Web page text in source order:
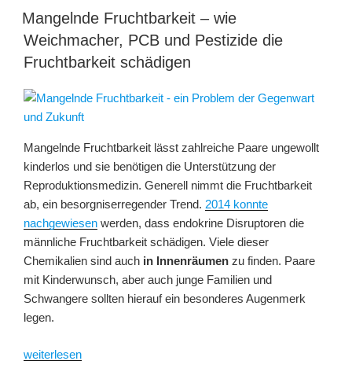
Schadstoff-
Geruchsbelastung“
Mangelnde Fruchtbarkeit – wie
Weichmacher, PCB und Pestizide die
Fruchtbarkeit schädigen
Mangelnde Fruchtbarkeit lässt zahlreiche Paare ungewollt
kinderlos und sie benötigen die Unterstützung der
Reproduktionsmedizin. Generell nimmt die Fruchtbarkeit
ab, ein besorgniserregender Trend. 2014 konnte
nachgewiesen werden, dass endokrine Disruptoren die
männliche Fruchtbarkeit schädigen. Viele dieser
Chemikalien sind auch in Innenräumen zu finden. Paare
mit Kinderwunsch, aber auch junge Familien und
Schwangere sollten hierauf ein besonderes Augenmerk
legen.
„Mangelnde
weiterlesen